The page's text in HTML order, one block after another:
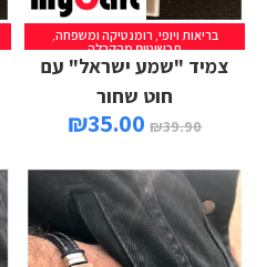
הוספה לסל
בריאות ויופי, רומנטיקה ומשפחה,
תכשיטים מהקבלה
צמיד "שמע ישראל" עם
חוט שחור
₪39.90
₪35.00